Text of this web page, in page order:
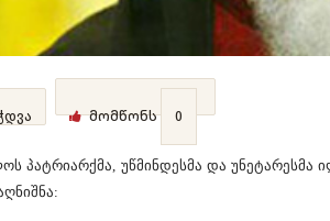
მომწონს 0
პატრიარქმა, უწმინდესმა და უნეტარესმა